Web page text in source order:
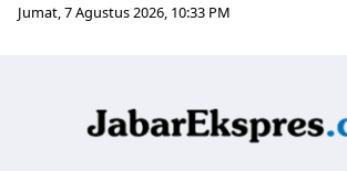
Jumat, 7 Agustus 2026, 10:33 PM